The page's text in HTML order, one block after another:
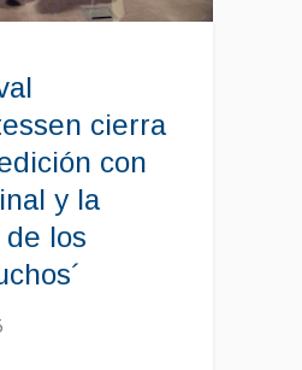
cierra
con
y la
los